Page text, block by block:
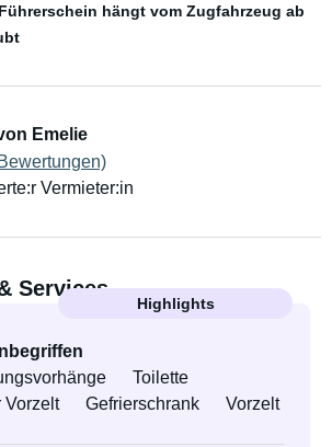
hängt vom Zugfahrzeug ab
Emelie
Vermieter:in
Services
Highlights
Toilette
Vorzelt
Gefrierschrank
Vorzelt